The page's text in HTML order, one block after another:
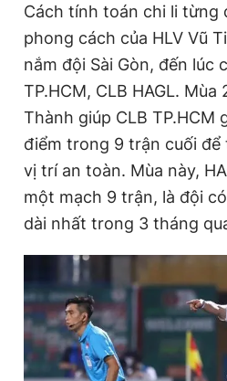
Cách tính toán chi li từng
phong cách của HLV Vũ
nắm đội Sài Gòn, đến lúc
TP.HCM, CLB HAGL. Mùa
Thành giúp CLB TP.HCM
điểm trong 9 trận cuối để
vị trí an toàn. Mùa này,
một mạch 9 trận, là đội
dài nhất trong 3 tháng